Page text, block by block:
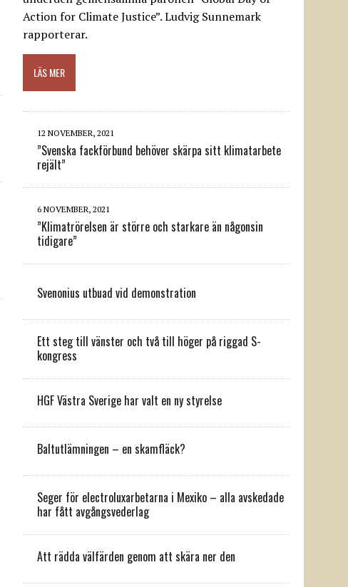
Action for Climate Justice”. Ludvig Sunnemark
rapporterar.
LÄS MER
12 NOVEMBER, 2021
”Svenska fackförbund behöver skärpa sitt klimatarbete
rejält”
6 NOVEMBER, 2021
”Klimatrörelsen är större och starkare än någonsin
tidigare”
Svenonius utbuad vid demonstration
Ett steg till vänster och två till höger på riggad S-
kongress
HGF Västra Sverige har valt en ny styrelse
Baltutlämningen – en skamfläck?
Seger för electroluxarbetarna i Mexiko – alla avskedade
har fått avgångsvederlag
Att rädda välfärden genom att skära ner den